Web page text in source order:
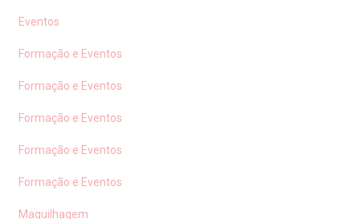
Eventos
Formação e Eventos
Formação e Eventos
Formação e Eventos
Formação e Eventos
Formação e Eventos
Maquilhagem